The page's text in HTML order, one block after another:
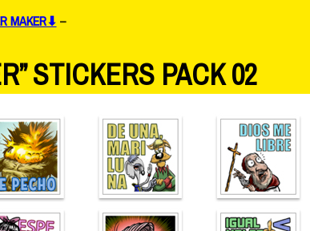
MAKER⬇ –
STICKERS PACK 02